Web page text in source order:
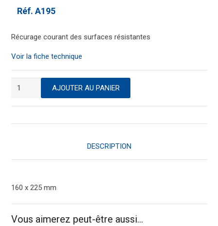
Réf. A195
Récurage courant des surfaces résistantes
Voir la fiche technique
quantité
Tampon
AJOUTER AU PANIER
DESCRIPTION
160 x 225 mm
Vous aimerez peut-être aussi…